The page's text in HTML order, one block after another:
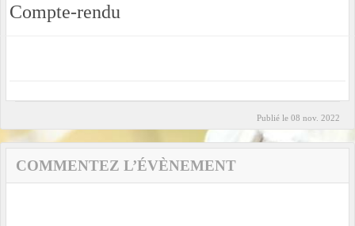
Compte-rendu
Publié le 08 nov. 2022
COMMENTEZ L’ÉVÈNEMENT